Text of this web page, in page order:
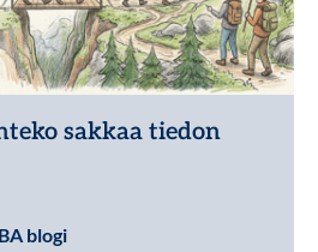
sakkaa tiedon
blogi